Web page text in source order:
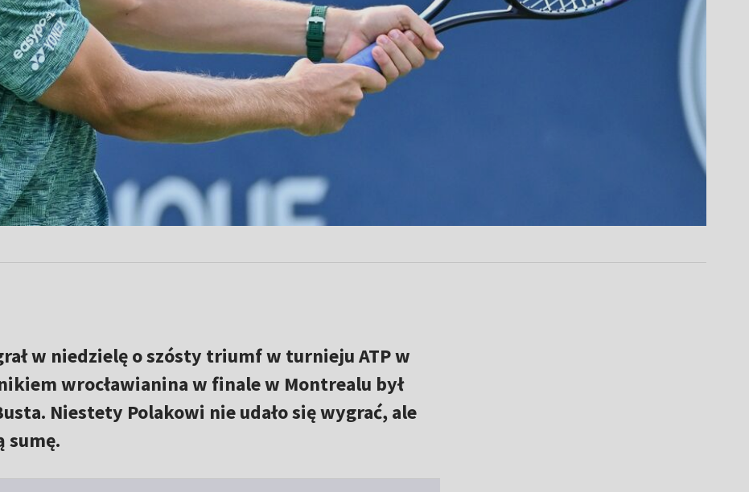
w niedzielę o szósty triumf w turnieju ATP w
wrocławianina w finale w Montrealu był
Niestety Polakowi nie udało się wygrać, ale
sumę.